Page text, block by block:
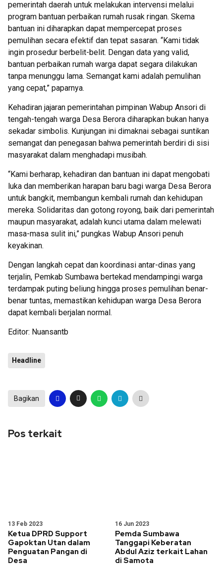
pemerintah daerah untuk melakukan intervensi melalui
program bantuan perbaikan rumah rusak ringan. Skema
bantuan ini diharapkan dapat mempercepat proses
pemulihan secara efektif dan tepat sasaran. “Kami tidak
ingin prosedur berbelit-belit. Dengan data yang valid,
bantuan perbaikan rumah warga dapat segara dilakukan
tanpa menunggu lama. Semangat kami adalah pemulihan
yang cepat,” paparnya.
Kehadiran jajaran pemerintahan pimpinan Wabup Ansori di
tengah-tengah warga Desa Berora diharapkan bukan hanya
sekadar simbolis. Kunjungan ini dimaknai sebagai suntikan
semangat dan penegasan bahwa pemerintah berdiri di sisi
masyarakat dalam menghadapi musibah.
“Kami berharap, kehadiran dan bantuan ini dapat mengobati
luka dan memberikan harapan baru bagi warga Desa Berora
untuk bangkit, membangun kembali rumah dan kehidupan
mereka. Solidaritas dan gotong royong, baik dari pemerintah
maupun masyarakat, adalah kunci utama dalam melewati
masa-masa sulit ini,” pungkas Wabup Ansori penuh
keyakinan.
Dengan langkah cepat dan koordinasi antar-dinas yang
terjalin, Pemkab Sumbawa bertekad mendampingi warga
terdampak puting beliung hingga proses pemulihan benar-
benar tuntas, memastikan kehidupan warga Desa Berora
dapat kembali berjalan normal.
Editor: Nuansantb
Headline
Bagikan
Pos terkait
13 Feb 2023
Ketua DPRD Support
Gapoktan Utan dalam
Penguatan Pangan di
Desa
16 Jun 2023
Pemda Sumbawa
Tanggapi Keberatan
Abdul Aziz terkait Lahan
di Samota